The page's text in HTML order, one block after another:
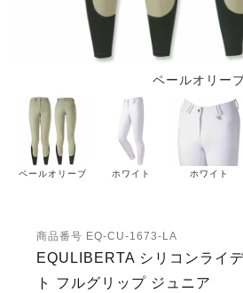
ペールオリー
ペールオリーブ ホワイト ホワイト
商品番号 EQ-CU-1673-LA
EQULIBERTA シリコンライ
ト フルグリップ ジュニア